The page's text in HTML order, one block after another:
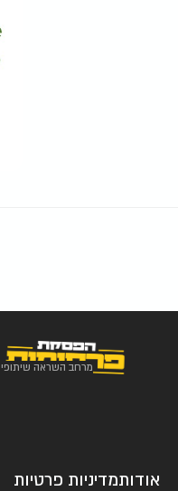
מרחב השראה שיתופי
אודותמדיניות פרטיות